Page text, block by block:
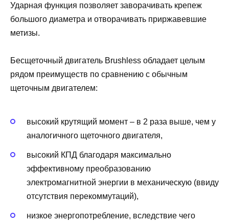
Ударная функция позволяет заворачивать крепеж
большого диаметра и отворачивать приржавевшие
метизы.
Бесщеточный двигатель Brushless обладает целым
рядом преимуществ по сравнению с обычным
щеточным двигателем:
высокий крутящий момент – в 2 раза выше, чем у
аналогичного щеточного двигателя,
высокий КПД благодаря максимально
эффективному преобразованию
электромагнитной энергии в механическую (ввиду
отсутствия перекоммутаций),
низкое энергопотребление, вследствие чего